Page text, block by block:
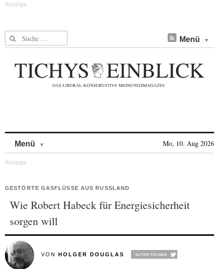
Suche nach: Menü
Menü Mo, 10. Aug 2026
GESTÖRTE GASFLÜSSE AUS RUSSLAND
Wie Robert Habeck für Energiesicherheit
sorgen will
VON HOLGER DOUGLAS